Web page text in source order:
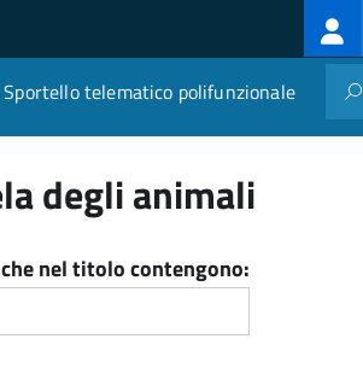
principale
Sportello telematico polifunzionale
degli animali
nel titolo contengono: